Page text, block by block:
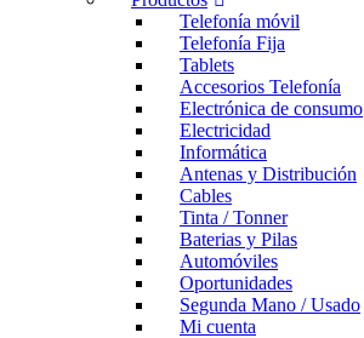
Telefonía móvil
Telefonía Fija
Tablets
Accesorios Telefonía
Electrónica de consumo
Electricidad
Informática
Antenas y Distribución
Cables
Tinta / Tonner
Baterias y Pilas
Automóviles
Oportunidades
Segunda Mano / Usado
Mi cuenta